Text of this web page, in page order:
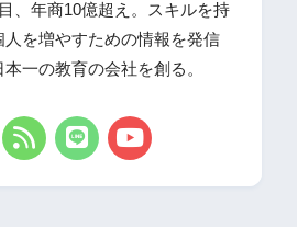
、年商10億超え。スキルを持
を増やすための情報を発信
一の教育の会社を創る。